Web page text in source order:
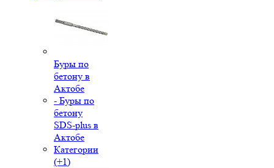
Буры по
бетону в
Актобе
- Буры по
бетону
SDS-plus в
Актобе
Категории
(+1)